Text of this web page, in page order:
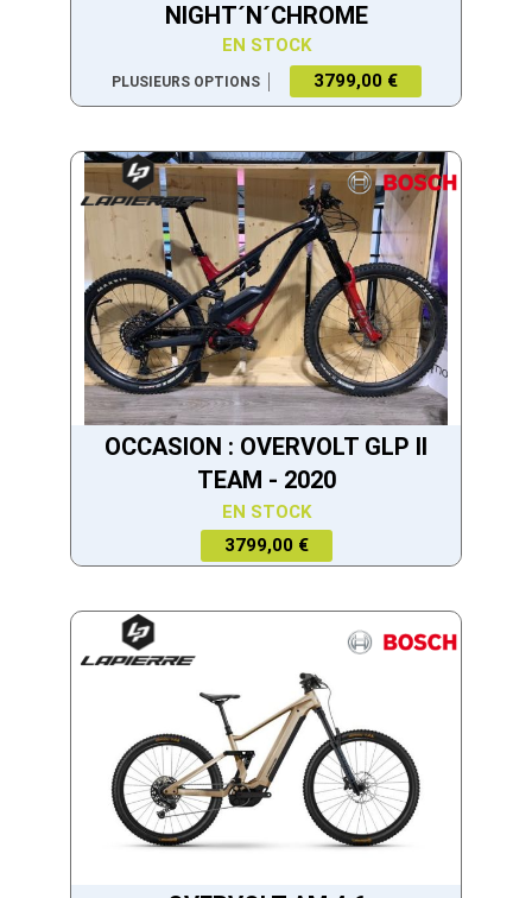
NIGHT´N´CHROME
EN STOCK
PLUSIEURS OPTIONS 3799,00 €
OCCASION : OVERVOLT GLP II
TEAM - 2020
EN STOCK
3799,00 €